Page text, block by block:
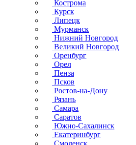
Кострома
Курск
Липецк
Мурманск
Нижний Новгород
Великий Новгород
Оренбург
Орел
Пенза
Псков
Ростов-на-Дону
Рязань
Самара
Саратов
Южно-Сахалинск
Екатеринбург
Смоленск